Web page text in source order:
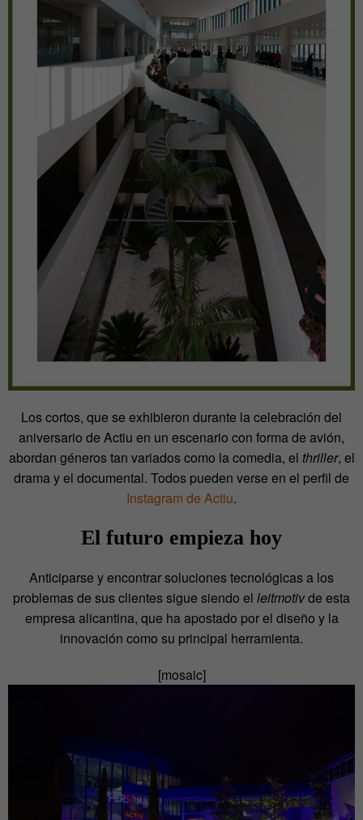
Los cortos, que se exhibieron durante la celebración del
aniversario de Actiu en un escenario con forma de avión,
abordan géneros tan variados como la comedia, el thriller, el
drama y el documental. Todos pueden verse en el perfil de
Instagram de Actiu.
El futuro empieza hoy
Anticiparse y encontrar soluciones tecnológicas a los
problemas de sus clientes sigue siendo el leitmotivde esta
empresa alicantina, que ha apostado por el diseño y la
innovación como su principal herramienta.
[mosaic]